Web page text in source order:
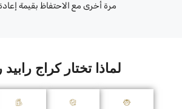
مرة أخرى مع الاحتفاظ بقيمة إعادة
لماذا تختار كراج